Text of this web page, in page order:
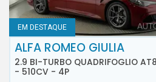
EM DESTAQUE
ALFA ROMEO GIULIA
2.9 BI-TURBO QUADRIFOGLIO AT8
- 510CV - 4P